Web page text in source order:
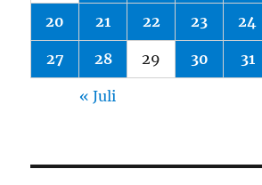
20 21 22 23 24
27 28 29 30 31
« Juli